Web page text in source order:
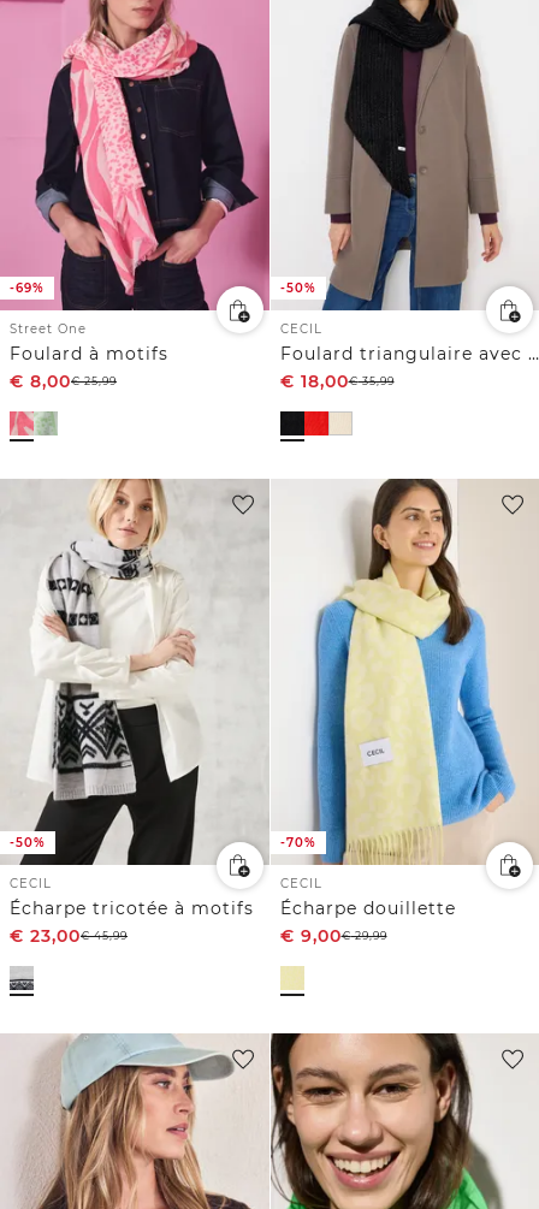
-69%
Street One
Foulard à motifs
€ 8,00€25,99
-50%
CECIL
Foulard triangulaire avec paillettes
€ 18,00€35,99
-50%
CECIL
Écharpe tricotée à motifs
€ 23,00€45,99
-70%
CECIL
Écharpe douillette
€ 9,00€29,99